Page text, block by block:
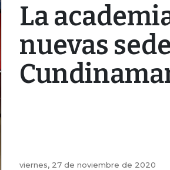
La
nuevas
viernes, 27 de noviembre de 2020